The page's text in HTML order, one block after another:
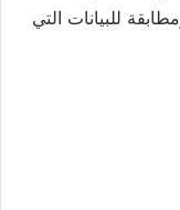
للبيانات التي